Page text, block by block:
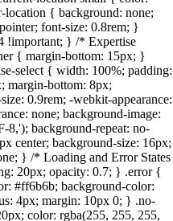
{ background: none;
font-size: 0.8rem; }
!important; } /* Expertise
{ margin-bottom: 15px; }
select { width: 100%; padding:
margin-bottom: 8px;
0.9rem; -webkit-appearance:
none; background-image:
8,'); background-repeat: no-
center; background-size: 16px;
} /* Loading and Error States
20px; opacity: 0.7; } .error {
#ff6b6b; background-color:
4px; margin: 10px 0; } .no-
color: rgba(255, 255, 255,